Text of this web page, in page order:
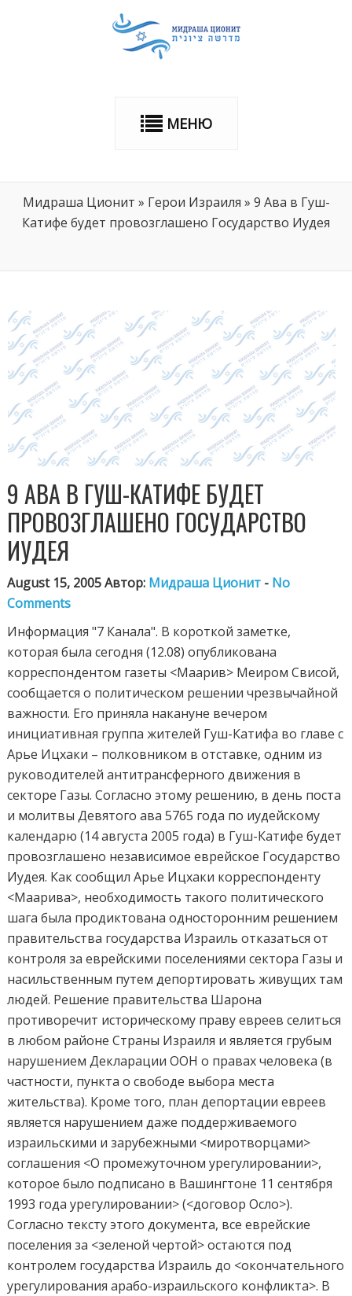
МЕНЮ
Мидраша Ционит » Герои Израиля » 9 Ава в Гуш-
Катифе будет провозглашено Государство Иудея
9 АВА В ГУШ-КАТИФЕ БУДЕТ
ПРОВОЗГЛАШЕНО ГОСУДАРСТВО
ИУДЕЯ
August 15, 2005 Автор: Мидраша Ционит - No
Comments
Информация "7 Канала". В короткой заметке,
которая была сегодня (12.08) опубликована
корреспондентом газеты <Маарив> Меиром Свисой,
сообщается о политическом решении чрезвычайной
важности. Его приняла накануне вечером
инициативная группа жителей Гуш-Катифа во главе с
Арье Ицхаки – полковником в отставке, одним из
руководителей антитрансферного движения в
секторе Газы. Согласно этому решению, в день поста
и молитвы Девятого ава 5765 года по иудейскому
календарю (14 августа 2005 года) в Гуш-Катифе будет
провозглашено независимое еврейское Государство
Иудея. Как сообщил Арье Ицхаки корреспонденту
<Маарива>, необходимость такого политического
шага была продиктована односторонним решением
правительства государства Израиль отказаться от
контроля за еврейскими поселениями сектора Газы и
насильственным путем депортировать живущих там
людей. Решение правительства Шарона
противоречит историческому праву евреев селиться
в любом районе Страны Израиля и является грубым
нарушением Декларации ООН о правах человека (в
частности, пункта о свободе выбора места
жительства). Кроме того, план депортации евреев
является нарушением даже поддерживаемого
израильскими и зарубежными <миротворцами>
соглашения <О промежуточном урегулировании>,
которое было подписано в Вашингтоне 11 сентября
1993 года урегулировании> (<договор Осло>).
Согласно тексту этого документа, все еврейские
поселения за <зеленой чертой> остаются под
контролем государства Израиль до <окончательного
урегулирования арабо-израильского конфликта>. В